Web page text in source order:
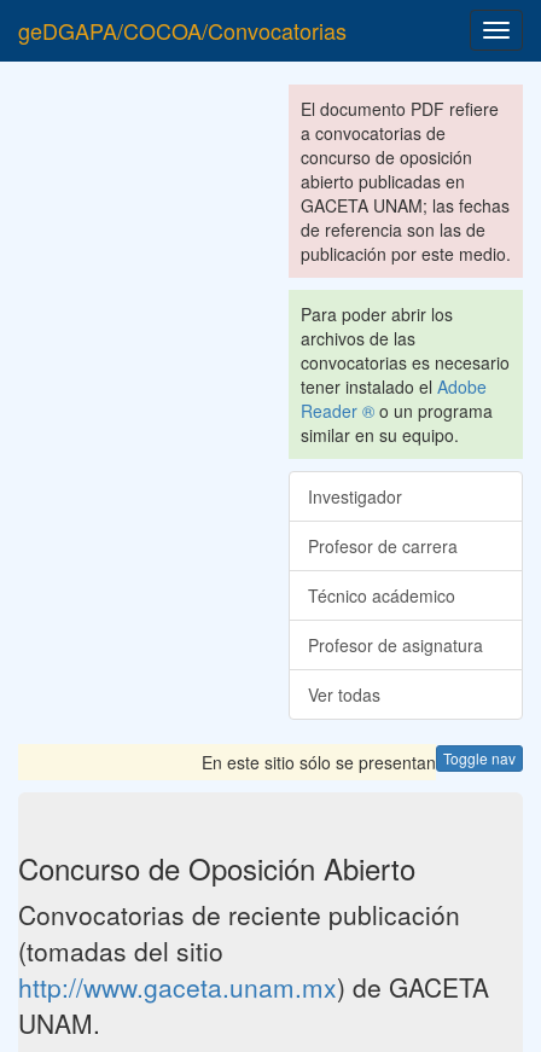
geDGAPA/COCOA/Convocatorias
El documento PDF refiere
a convocatorias de
concurso de oposición
abierto publicadas en
GACETA UNAM; las fechas
de referencia son las de
publicación por este medio.
Para poder abrir los
archivos de las
convocatorias es necesario
tener instalado el Adobe
Reader ® o un programa
similar en su equipo.
Investigador
Profesor de carrera
Técnico acádemico
Profesor de asignatura
Ver todas
Toggle nav
En este sitio sólo se presentan las
Concurso de Oposición Abierto
Convocatorias de reciente publicación
(tomadas del sitio
http://www.gaceta.unam.mx) de GACETA
UNAM.